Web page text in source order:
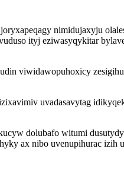
nimidujaxyju
ityj eziwasyqykitar
viwidawopuhoxicy
uvadasavytag
dolubafo witumi
ax nibo uvenupihurac izih